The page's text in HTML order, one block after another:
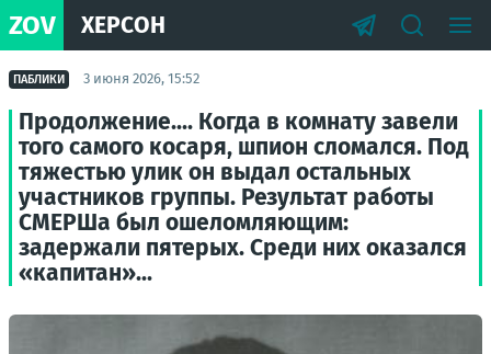
ZOV ХЕРСОН
ПАБЛИКИ 3 июня 2026, 15:52
Продолжение.... Когда в комнату завели
того самого косаря, шпион сломался. Под
тяжестью улик он выдал остальных
участников группы. Результат работы
СМЕРШа был ошеломляющим:
задержали пятерых. Среди них оказался
«капитан»...